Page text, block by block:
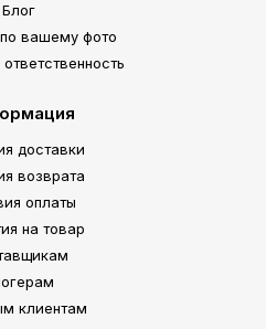
Блог
вашему фото
доставки
возврата
оплаты
на товар
клиентам